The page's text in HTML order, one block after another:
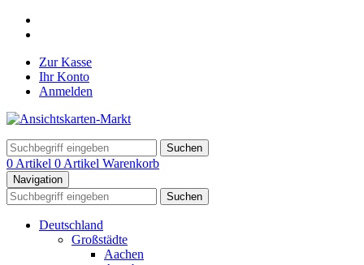
Zur Kasse
Ihr Konto
Anmelden
Suchen
0 Artikel 0 Artikel Warenkorb
Navigation
Suchen
Deutschland
Großstädte
Aachen